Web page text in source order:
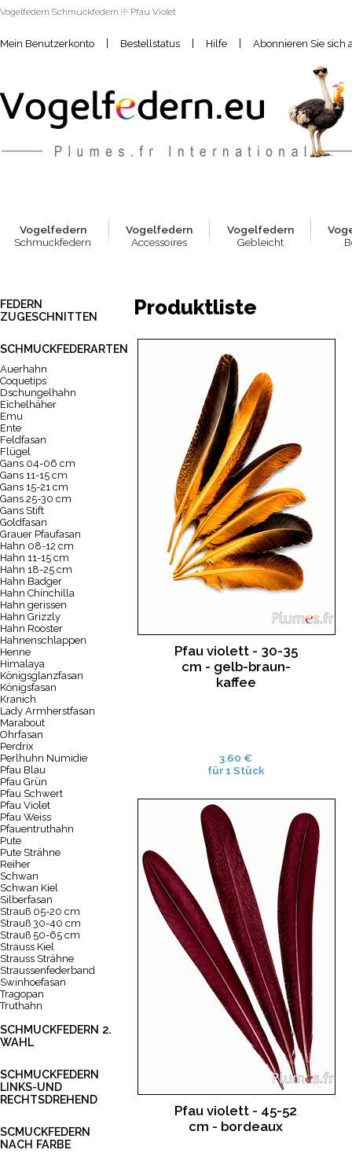
Vogelfedern Schmuckfedern Pfau Violet
Mein Benutzerkonto | Bestellstatus | Hilfe | Abonnieren Sie sich
Vogelfedern
Schmuckfedern
Vogelfedern
Accessoires
Vogelfedern
Gebleicht
FEDERN
ZUGESCHNITTEN
SCHMUCKFEDERARTEN
Auerhahn
Coquetips
Dschungelhahn
Eichelhäher
Emu
Ente
Feldfasan
Flügel
Gans 04-06 cm
Gans 11-15 cm
Gans 15-21 cm
Gans 25-30 cm
Gans Stift
Goldfasan
Grauer Pfaufasan
Hahn 08-12 cm
Hahn 11-15 cm
Hahn 18-25 cm
Hahn Badger
Hahn Chinchilla
Hahn gerissen
Hahn Grizzly
Hahn Rooster
Hahnenschlappen
Henne
Himalaya
Königsglanzfasan
Königsfasan
Kranich
Lady Armherstfasan
Marabout
Ohrfasan
Perdrix
Perlhuhn Numidie
Pfau Blau
Pfau Grün
Pfau Schwert
Pfau Violet
Pfau Weiss
Pfauentruthahn
Pute
Pute Strähne
Reiher
Schwan
Schwan Kiel
Silberfasan
Strauß 05-20 cm
Strauß 30-40 cm
Strauß 50-65 cm
Strauss Kiel
Strauss Strähne
Straussenfederband
Swinhoefasan
Tragopan
Truthahn
SCHMUCKFEDERN 2.
WAHL
SCHMUCKFEDERN
LINKS-UND
RECHTSDREHEND
SCMUCKFEDERN
NACH FARBE
Produktliste
Pfau violett - 30-35
cm - gelb-braun-
kaffee
3.60 €
für 1 Stück
Pfau violett - 45-52
cm - bordeaux